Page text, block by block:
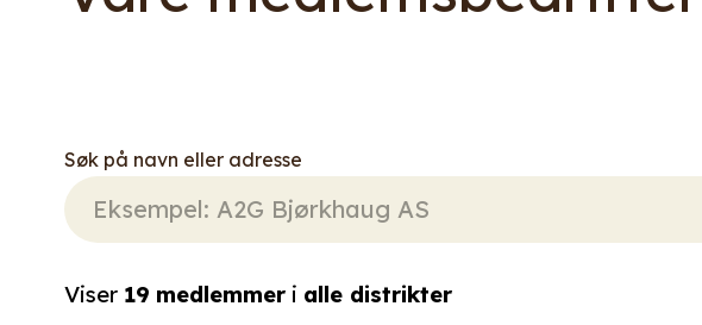
Søk på navn eller adresse
Viser 19 medlemmeri alle distrikter